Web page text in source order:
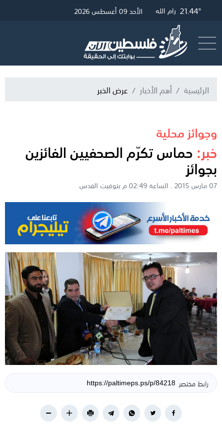
26.34° غزة 21.68° القدس 21.44° رام الله الأحد 09 أغسطس 2026
الرئيسية أهم الأخبار عرض الخبر
وجوائز محلية
خبر: حماس تكرّم الصحفيين الفائزين
بجوائز
07 مارس 2015 . الساعة 02:49 م بتوقيت القدس
رابط مختصر